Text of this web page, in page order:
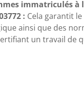
immatriculés à
: Cela garantit
ainsi que des
un travail de